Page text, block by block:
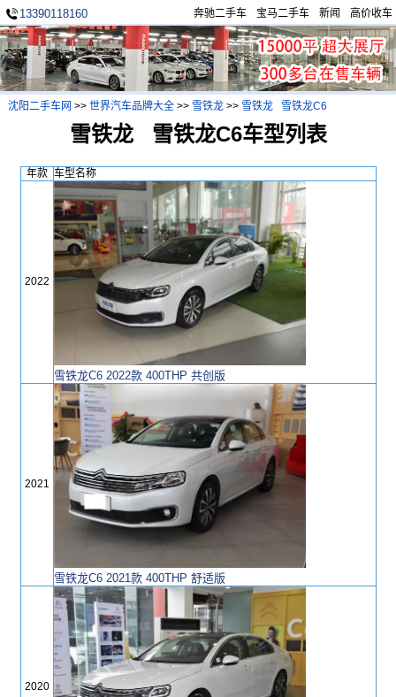
13390118160 高价收车
新闻
宝马二手车
奔驰二手车
沈阳二手车网 >> 世界汽车品牌大全>> 雪铁龙>> 雪铁龙 雪铁龙C6
雪铁龙 雪铁龙C6车型列表
年款 车型名称
2022
雪铁龙C6 2022款 400THP 共创版
2021
雪铁龙C6 2021款 400THP 舒适版
2020